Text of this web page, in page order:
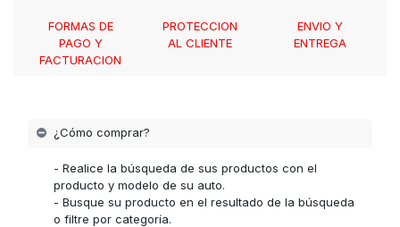
FORMAS DE
PAGO Y
FACTURACION
PROTECCION
AL CLIENTE
ENVIO Y
ENTREGA
¿Cómo comprar?
- Realice la búsqueda de sus productos con el
producto y modelo de su auto.
- Busque su producto en el resultado de la búsqueda
o filtre por categoría.